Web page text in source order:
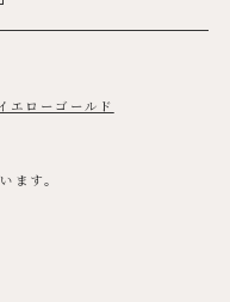
エローゴールド
ます。